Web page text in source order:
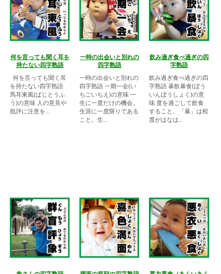
何を言っても聞く耳を
持たない四字熟語
何を言っても聞く耳
を持たない四字熟語
馬耳東風(ばじとうふ
う)の意味 人の意見や
批評に注意を...
一時の出会いと別れの
四字熟語
一時の出会いと別れの
四字熟語 一期一会(い
ちごいちえ)の意味 一
生に一度だけの機会。
生涯に一度限りである
こと。生...
飲み過ぎ食べ過ぎの四
字熟語
飲み過ぎ食べ過ぎの四
字熟語 暴飲暴食(ぼう
いんぼうしょく)の意
味 度を過ごして飲食
すること。「暴」は程
度がはなは...